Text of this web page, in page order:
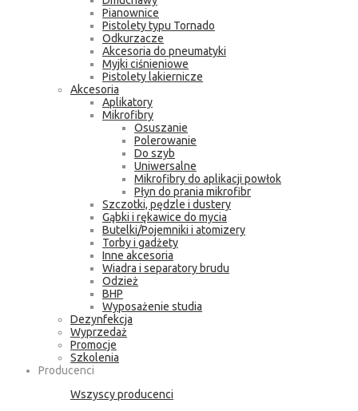
Pianownice
Pistolety typu Tornado
Odkurzacze
Akcesoria do pneumatyki
Myjki ciśnieniowe
Pistolety lakiernicze
Akcesoria
Aplikatory
Mikrofibry
Osuszanie
Polerowanie
Do szyb
Uniwersalne
Mikrofibry do aplikacji powłok
Płyn do prania mikrofibr
Szczotki, pędzle i dustery
Gąbki i rękawice do mycia
Butelki/Pojemniki i atomizery
Torby i gadżety
Inne akcesoria
Wiadra i separatory brudu
Odzież
BHP
Wyposażenie studia
Dezynfekcja
Wyprzedaż
Promocje
Szkolenia
Producenci
Wszyscy producenci